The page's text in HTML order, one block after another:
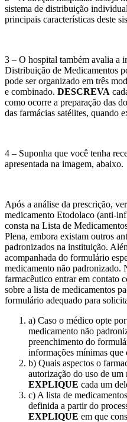
sistema de distribuição
principais características deste
3 – O hospital também avalia a
Distribuição de Medicamentos
pode ser organizado em três
e combinado. DESCREVA
como ocorre a preparação das
das farmácias satélites, quando
4 – Suponha que você tenha
apresentada na imagem, abaixo.
​Após a análise da prescrição,
medicamento Etodolaco (anti-
consta na Lista de
Plena, embora existam outros
padronizados na instituição.
acompanhada do formulário
medicamento não padronizado.
farmacêutico entrar em contato
sobre a lista de medicamentos
formulário adequado para
a) Caso o médico opte
medicamento não
preenchimento do
informações mínimas que
b) Quais aspectos o
autorização do uso de
EXPLIQUE cada um
c) A lista de
definida a partir do
EXPLIQUE em que